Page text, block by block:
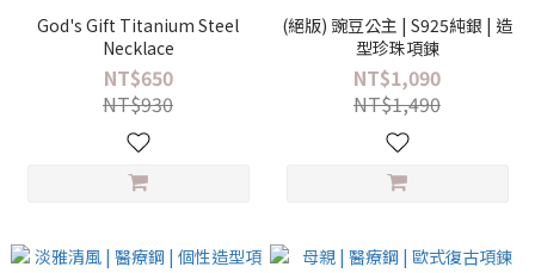
God's Gift Titanium Steel
Necklace
NT$650
NT$930
(絕版) 豌豆公主 | S925純銀 | 造
型珍珠項鍊
NT$1,090
NT$1,490